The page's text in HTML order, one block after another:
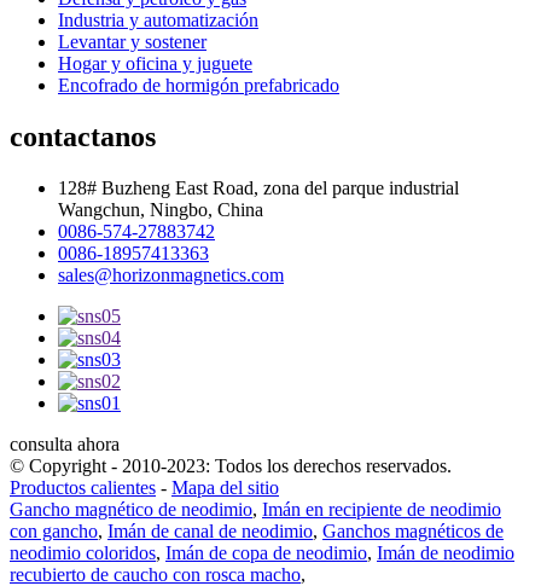
Industria y automatización
Levantar y sostener
Hogar y oficina y juguete
Encofrado de hormigón prefabricado
contactanos
128# Buzheng East Road, zona del parque industrial
Wangchun, Ningbo, China
0086-574-27883742
0086-18957413363
sales@horizonmagnetics.com
consulta ahora
© Copyright - 2010-2023: Todos los derechos reservados.
Productos calientes - Mapa del sitio
Gancho magnético de neodimio, Imán en recipiente de neodimio
con gancho, Imán de canal de neodimio, Ganchos magnéticos de
neodimio coloridos, Imán de copa de neodimio, Imán de neodimio
recubierto de caucho con rosca macho,